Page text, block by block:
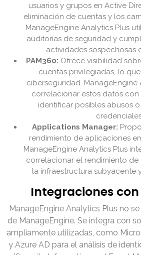
usuarios y grupos en Active
eliminación de cuentas y los
ManageEngine Analytics Plus
auditorías de seguridad y
actividades sospechosas
PAM360: Ofrece visibilidad
cuentas privilegiadas, lo
ciberseguridad. ManageEngine
correlacionar estos datos
identificar posibles abusos
Applications Manager:
rendimiento de aplicaciones
ManageEngine Analytics Plus
correlacionar el rendimiento
la infraestructura subyacente
Integraciones
ManageEngine Analytics Plus no
de ManageEngine. Se integra con
ampliamente utilizadas, como
y Azure AD para el análisis de